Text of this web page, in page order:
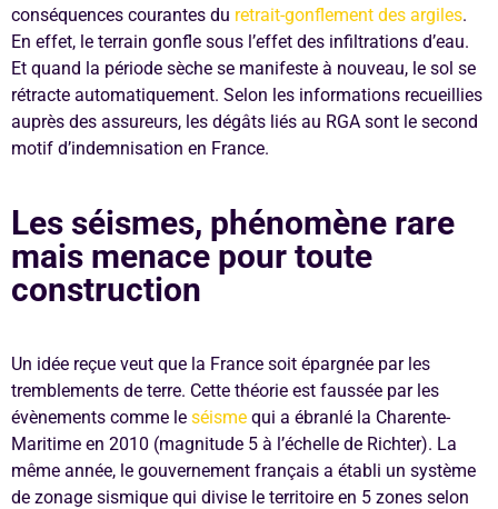
conséquences courantes du retrait-gonflement des argiles.
En effet, le terrain gonfle sous l’effet des infiltrations d’eau.
Et quand la période sèche se manifeste à nouveau, le sol se
rétracte automatiquement. Selon les informations recueillies
auprès des assureurs, les dégâts liés au RGA sont le second
motif d’indemnisation en France.
Les séismes, phénomène rare
mais menace pour toute
construction
Un idée reçue veut que la France soit épargnée par les
tremblements de terre. Cette théorie est faussée par les
évènements comme le séisme qui a ébranlé la Charente-
Maritime en 2010 (magnitude 5 à l’échelle de Richter). La
même année, le gouvernement français a établi un système
de zonage sismique qui divise le territoire en 5 zones selon